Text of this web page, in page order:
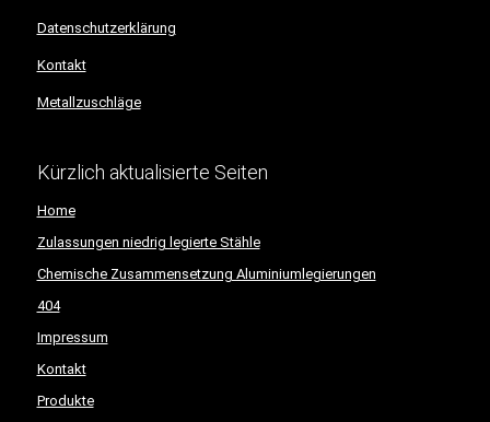
Datenschutzerklärung
Kontakt
Metallzuschläge
Kürzlich aktualisierte Seiten
Home
Zulassungen niedrig legierte Stähle
Chemische Zusammensetzung Aluminiumlegierungen
404
Impressum
Kontakt
Produkte